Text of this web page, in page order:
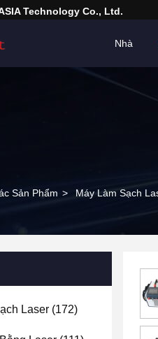
Technology Co., Ltd.
Nhà
Sản Phẩm > Máy Làm Sạch
Laser (172)